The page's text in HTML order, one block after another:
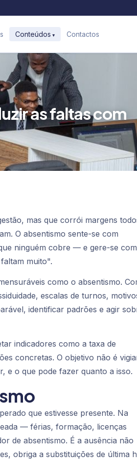
Conteúdos Contactos
as faltas com
mas que corrói margens
O absentismo sente-se com
ninguém cobre — e gere-se com
muito".
como o absentismo.
escalas de turnos,
identificar padrões e agir
indicadores como a taxa de
concretas. O objetivo não é
e o que pode fazer quanto a isso.
que estivesse presente. Na
— férias, formação, licenças
de absentismo. É a ausência não
obriga a substituições de última